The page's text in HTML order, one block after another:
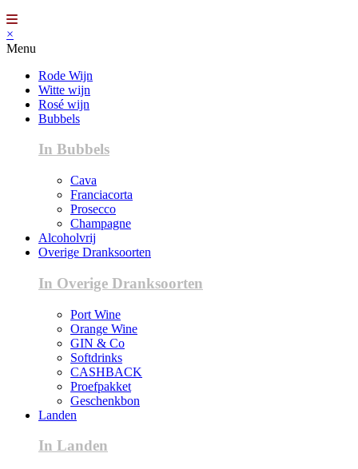
×
Menu
Rode Wijn
Witte wijn
Rosé wijn
Bubbels
In Bubbels
Cava
Franciacorta
Prosecco
Champagne
Alcoholvrij
Overige Dranksoorten
In Overige Dranksoorten
Port Wine
Orange Wine
GIN & Co
Softdrinks
CASHBACK
Proefpakket
Geschenkbon
Landen
In Landen